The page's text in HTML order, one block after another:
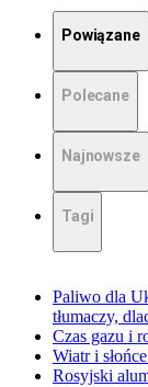
Powiązane
Polecane
Najnowsze
Tagi
Paliwo dla
tłumaczy,
Czas gazu i
Wiatr i
Rosyjski